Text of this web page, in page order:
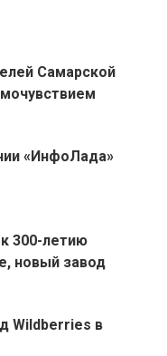
Самарской
«ИнфоЛада»
300-летию
новый завод
Wildberries в